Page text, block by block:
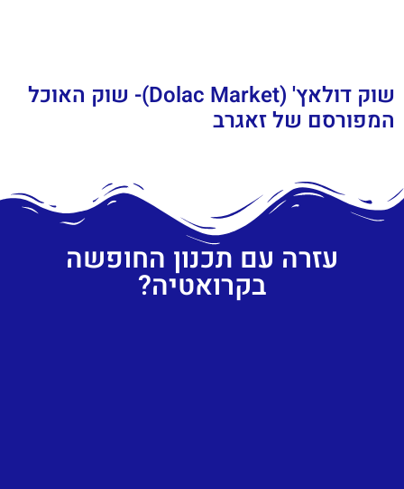
שוק דולאץ' (Dolac Market)- שוק האוכל
המפורסם של זאגרב
עזרה עם תכנון החופשה
בקרואטיה?